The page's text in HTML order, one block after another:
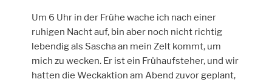
Um 6 Uhr in der Frühe wache ich nach einer
ruhigen Nacht auf, bin aber noch nicht richtig
lebendig als Sascha an mein Zelt kommt, um
mich zu wecken. Er ist ein Frühaufsteher, und wir
hatten die Weckaktion am Abend zuvor geplant,